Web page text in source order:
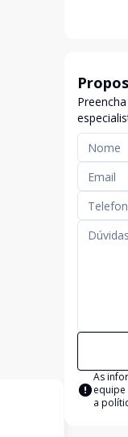
As
a